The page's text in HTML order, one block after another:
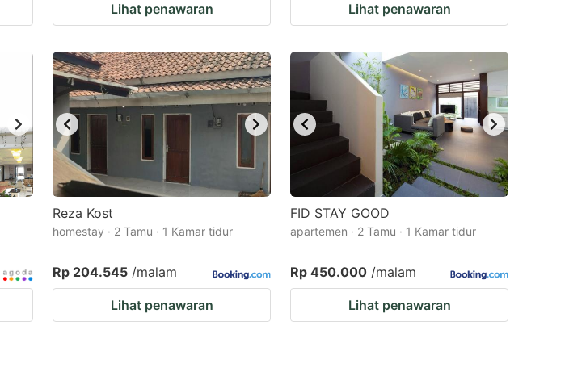
Lihat penawaran Lihat penawaran
Reza Kost
homestay · 2 Tamu · 1 Kamar tidur
Rp 204.545 /malam
Lihat penawaran
FID STAY GOOD
apartemen · 2 Tamu · 1 Kamar tidur
Rp 450.000 /malam
Lihat penawaran